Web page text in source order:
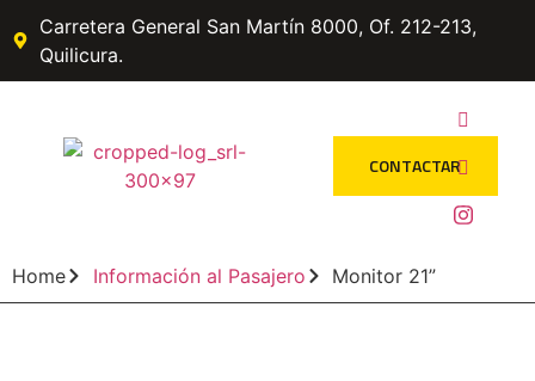
Carretera General San Martín 8000, Of. 212-213,
Quilicura.
CONTACTAR
Home Información al Pasajero Monitor 21”